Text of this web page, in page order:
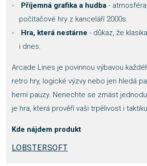
Příjemná grafika a hudba -
počítačové hry z kanceláří 2000s.
Hra, která nestárne - důkaz, že
i dnes.
Arcade Lines je povinnou výbavou
retro hry, logické výzvy nebo jen hledá
herní pauzy. Nenechte se zmást
je hra, která prověří vaši trpělivost i taktiku.
Kde nájdem produkt
LOBSTERSOFT